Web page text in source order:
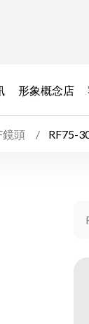
形象概念店
鏡頭 RF75-